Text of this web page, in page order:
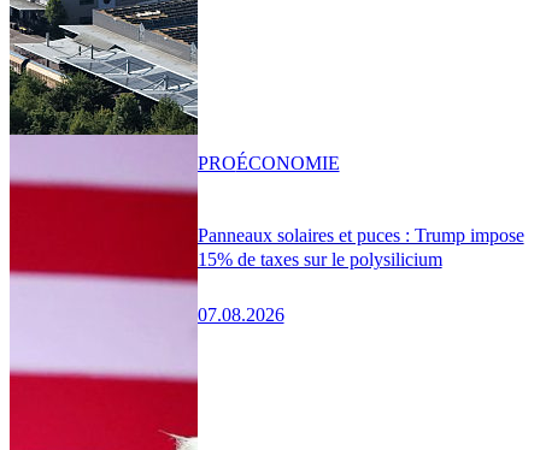
Panneaux solaires et puces : Trump impose
15% de taxes sur le polysilicium
07.08.2026
PROÉCONOMIE